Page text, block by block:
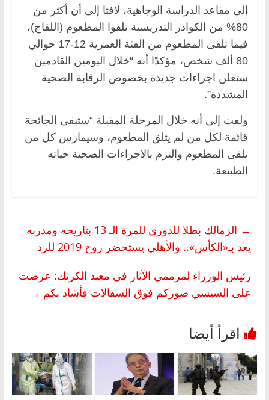
إلى مقاعد الدراسة الوجاهية، لافتا إلى أن أكثر من
80% من الكوادر التدريسية تلقوا المطعوم (اللقاح)،
فيما تلقى المطعوم من الفئة العمرية 12-17 حوالي
80 ألف شخص، مؤكدًا أنه “خلال اليومين القادمين
ستعلن اجراءات جديدة بخصوص الرقابة الصحية
المشددة”.
ولفت إلى أنه خلال المرحلة المقبلة “ستبقى الجائحة
قائمة لكل من لم يتلق المطعوم، وسيمارس كل من
تلقى المطعوم والتزم بالاجراءات الصحية حياته
الطبيعة.
←
الزمالك بطلا للدوري للمرة الـ 13 بتاريخه ومدربه
يعد بـ«الكأس».. والأهلي يستحضر روح 2019 للرد
رئيس الوزراء لمرممي الآثار في معبد الكرنك: عرضت
على السيسي صوركم فوق السقالات فأشاد بكم →